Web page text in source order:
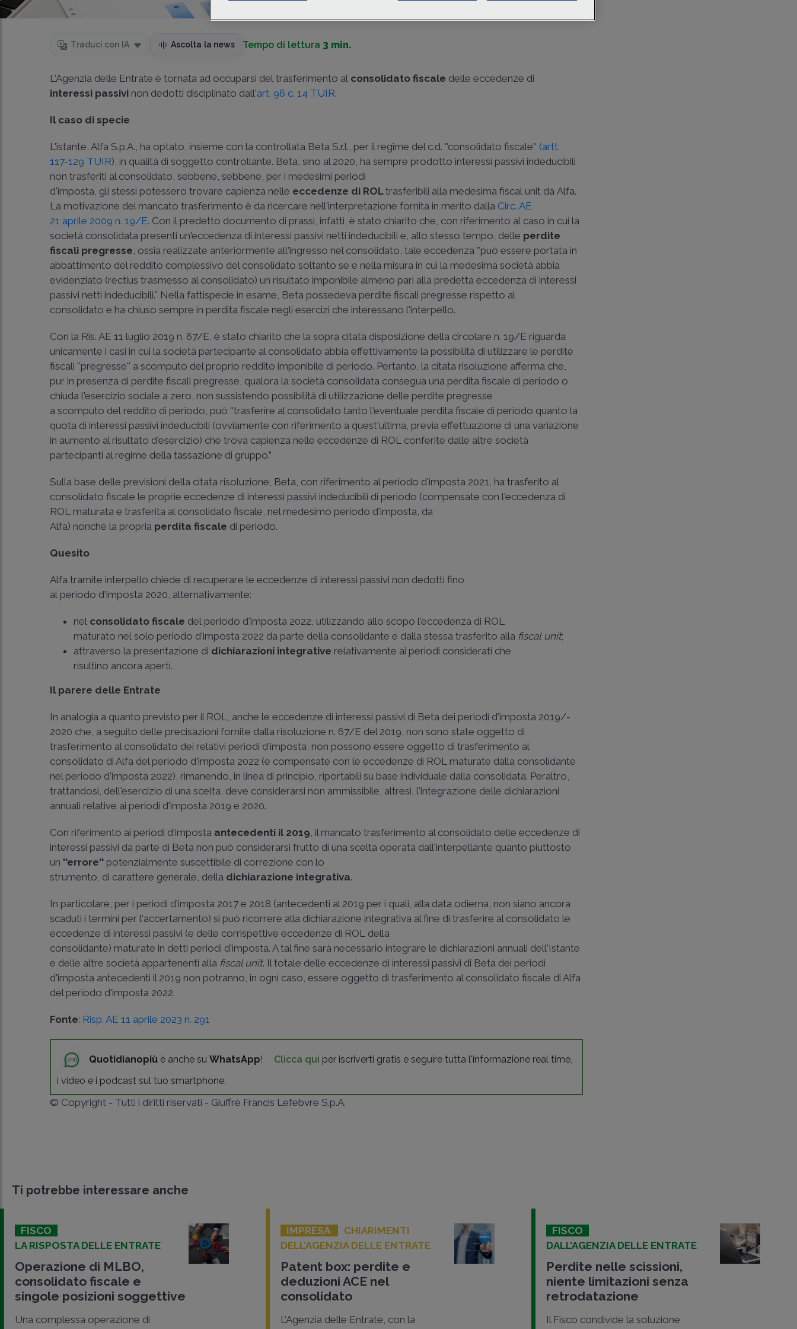
Traduci con IA Ascolta la news Tempo di lettura 3 min.
L'Agenzia delle Entrate è tornata ad occuparsi del trasferimento al consolidato fiscale delle eccedenze di
interessi passivi non dedotti disciplinato dall'art. 96 c. 14 TUIR.
Il caso di specie
L'istante, Alfa S.p.A., ha optato, insieme con la controllata Beta S.r.l., per il regime del c.d. ''consolidato fiscale'' (artt.
117-­129 TUIR), in qualità di soggetto controllante. Beta, sino al 2020, ha sempre prodotto interessi passivi indeducibili
non trasferiti al consolidato, sebbene, sebbene, per i medesimi periodi
d'imposta, gli stessi potessero trovare capienza nelle eccedenze di ROLtrasferibili alla medesima fiscal unit da Alfa.
La motivazione del mancato trasferimento è da ricercare nell'interpretazione fornita in merito dalla Circ. AE
21 aprile 2009 n. 19/E. Con il predetto documento di prassi, infatti, è stato chiarito che, con riferimento al caso in cui la
società consolidata presenti un'eccedenza di interessi passivi netti indeducibili e, allo stesso tempo, delle perdite
fiscali pregresse, ossia realizzate anteriormente all'ingresso nel consolidato, tale eccedenza ''può essere portata in
abbattimento del reddito complessivo del consolidato soltanto se e nella misura in cui la medesima società abbia
evidenziato (rectius trasmesso al consolidato) un risultato imponibile almeno pari alla predetta eccedenza di interessi
passivi netti indeducibili.'' Nella fattispecie in esame, Beta possedeva perdite fiscali pregresse rispetto al
consolidato e ha chiuso sempre in perdita fiscale negli esercizi che interessano l'interpello.
Con la Ris. AE 11 luglio 2019 n. 67/E, è stato chiarito che la sopra citata disposizione della circolare n. 19/E riguarda
unicamente i casi in cui la società partecipante al consolidato abbia effettivamente la possibilità di utilizzare le perdite
fiscali ''pregresse'' a scomputo del proprio reddito imponibile di periodo. Pertanto, la citata risoluzione afferma che,
pur in presenza di perdite fiscali pregresse, qualora la società consolidata consegua una perdita fiscale di periodo o
chiuda l'esercizio sociale a zero, non sussistendo possibilità di utilizzazione delle perdite pregresse
a scomputo del reddito di periodo, può ''trasferire al consolidato tanto l'eventuale perdita fiscale di periodo quanto la
quota di interessi passivi indeducibili (ovviamente con riferimento a quest'ultima, previa effettuazione di una variazione
in aumento al risultato d'esercizio) che trova capienza nelle eccedenze di ROL conferite dalle altre società
partecipanti al regime della tassazione di gruppo.”
Sulla base delle previsioni della citata risoluzione, Beta, con riferimento al periodo d'imposta 2021, ha trasferito al
consolidato fiscale le proprie eccedenze di interessi passivi indeducibili di periodo (compensate con l'eccedenza di
ROL maturata e trasferita al consolidato fiscale, nel medesimo periodo d'imposta, da
Alfa) nonché la propria perdita fiscale di periodo.
Quesito
Alfa tramite interpello chiede di recuperare le eccedenze di interessi passivi non dedotti fino
al periodo d'imposta 2020, alternativamente:
nel consolidato fiscale del periodo d'imposta 2022, utilizzando allo scopo l'eccedenza di ROL
maturato nel solo periodo d'imposta 2022 da parte della consolidante e dalla stessa trasferito alla fiscal unit;
attraverso la presentazione di dichiarazioni integrative relativamente ai periodi considerati che
risultino ancora aperti.
Il parere delle Entrate
In analogia a quanto previsto per il ROL, anche le eccedenze di interessi passivi di Beta dei periodi d'imposta 2019/­
2020 che, a seguito delle precisazioni fornite dalla risoluzione n. 67/E del 2019, non sono state oggetto di
trasferimento al consolidato dei relativi periodi d'imposta, non possono essere oggetto di trasferimento al
consolidato di Alfa del periodo d'imposta 2022 (e compensate con le eccedenze di ROL maturate dalla consolidante
nel periodo d'imposta 2022), rimanendo, in linea di principio, riportabili su base individuale dalla consolidata. Peraltro,
trattandosi, dell'esercizio di una scelta, deve considerarsi non ammissibile, altresì, l'integrazione delle dichiarazioni
annuali relative ai periodi d'imposta 2019 e 2020.
Con riferimento ai periodi d'imposta antecedenti il 2019, il mancato trasferimento al consolidato delle eccedenze di
interessi passivi da parte di Beta non può considerarsi frutto di una scelta operata dall'interpellante quanto piuttosto
un ''errore'' potenzialmente suscettibile di correzione con lo
strumento, di carattere generale, della dichiarazione integrativa.
In particolare, per i periodi d'imposta 2017 e 2018 (antecedenti al 2019 per i quali, alla data odierna, non siano ancora
scaduti i termini per l'accertamento) si può ricorrere alla dichiarazione integrativa al fine di trasferire al consolidato le
eccedenze di interessi passivi (e delle corrispettive eccedenze di ROL della
consolidante) maturate in detti periodi d'imposta. A tal fine sarà necessario integrare le dichiarazioni annuali dell'Istante
e delle altre società appartenenti alla fiscal unit. Il totale delle eccedenze di interessi passivi di Beta dei periodi
d'imposta antecedenti il 2019 non potranno, in ogni caso, essere oggetto di trasferimento al consolidato fiscale di Alfa
del periodo d'imposta 2022.
Fonte: Risp. AE 11 aprile 2023 n. 291
Quotidianopiù è anche suWhatsApp! Clicca qui per iscriverti gratis e seguire tutta l'informazione real time,
i video e i podcast sul tuo smartphone.
© Copyright - Tutti i diritti riservati - Giuffrè Francis Lefebvre S.p.A.
Ti potrebbe interessare anche
FISCO
LA RISPOSTA DELLE ENTRATE
Operazione di MLBO,
consolidato fiscale e
singole posizioni soggettive
Una complessa operazione di
IMPRESA
CHIARIMENTI
DELL’AGENZIA DELLE ENTRATE
Patent box: perdite e
deduzioni ACE nel
consolidato
L’Agenzia delle Entrate, con la
FISCO
DALL’AGENZIA DELLE ENTRATE
Perdite nelle scissioni,
niente limitazioni senza
retrodatazione
Il Fisco condivide la soluzione